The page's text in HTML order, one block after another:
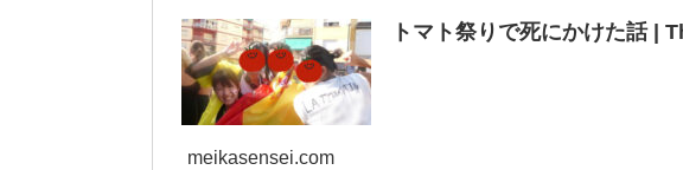
トマト祭りで死にかけた話
meikasensei.com